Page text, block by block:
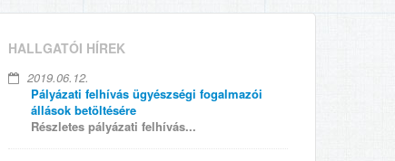
HALLGATÓI HÍREK
2019.06.12.
Pályázati felhívás ügyészségi fogalmazói
állások betöltésére
Részletes pályázati felhívás...